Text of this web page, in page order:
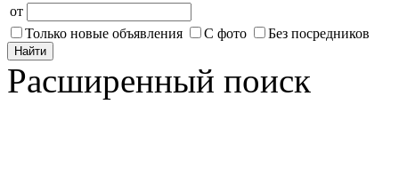
от
Только новые объявления
С фото Без посредников
Найти
Расширенный поиск